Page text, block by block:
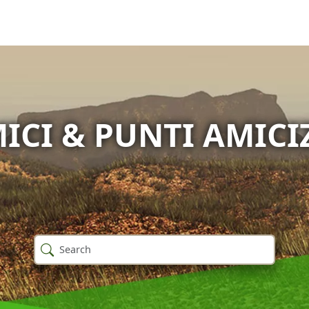
& PUNTI